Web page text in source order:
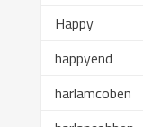
Happy
happyend
harlamcoben